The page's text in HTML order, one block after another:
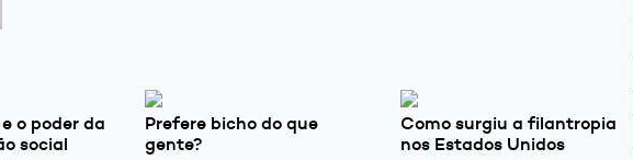
o poder da
social
Prefere bicho do que
gente?
Como surgiu a filantropia
nos Estados Unidos